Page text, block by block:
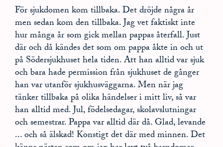
För sjukdomen kom tillbaka. Det dröjde några år
men sedan kom den tillbaka. Jag vet faktiskt inte
hur många år som gick mellan pappas återfall. Just
där och då kändes det som om pappa åkte in och ut
på Södersjukhuset hela tiden. Att han alltid var sjuk
och bara hade permission från sjukhuset de gånger
han var utanför sjukhusväggarna. Men när jag
tänker tillbaka på olika händelser i mitt liv, så var
han alltid med. Jul, födelsedagar, skolavslutningar
och semestrar. Pappa var alltid där då. Glad, levande
... och så älskad! Konstigt det där med minnen. Det